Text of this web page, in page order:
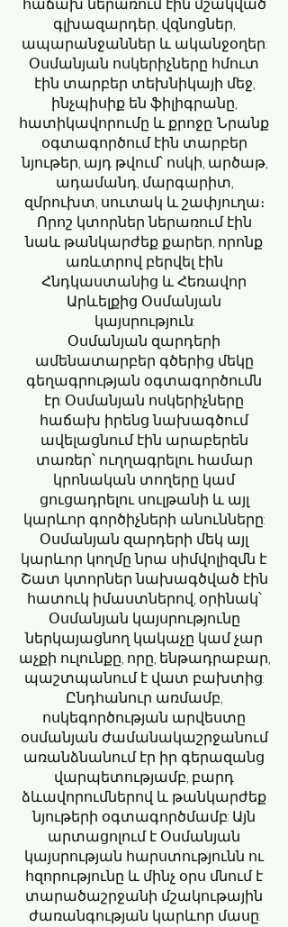
գլխազարդեր, վզնոցներ,
ապարանջաններ և ականջօղեր:
Օսմանյան ոսկերիչները հմուտ
էին տարբեր տեխնիկայի մեջ,
ինչպիսիք են ֆիլիգրանը,
հատիկավորումը և քրոջը: Նրանք
օգտագործում էին տարբեր
նյութեր, այդ թվում՝ ոսկի, արծաթ,
ադամանդ, մարգարիտ,
զմրուխտ, սուտակ և շափյուղա։
Որոշ կտորներ ներառում էին
նաև թանկարժեք քարեր, որոնք
առևտրով բերվել էին
Հնդկաստանից և Հեռավոր
Արևելքից Օսմանյան
կայսրություն:
Օսմանյան զարդերի
ամենատարբեր գծերից մեկը
գեղագրության օգտագործումն
էր: Օսմանյան ոսկերիչները
հաճախ իրենց նախագծում
ավելացնում էին արաբերեն
տառեր՝ ուղղագրելու համար
կրոնական տողերը կամ
ցուցադրելու սուլթանի և այլ
կարևոր գործիչների անունները:
Օսմանյան զարդերի մեկ այլ
կարևոր կողմը նրա սիմվոլիզմն է:
Շատ կտորներ նախագծված էին
հատուկ իմաստներով, օրինակ՝
Օսմանյան կայսրությունը
ներկայացնող կակաչը կամ չար
աչքի ուլունքը, որը, ենթադրաբար,
պաշտպանում է վատ բախտից:
Ընդհանուր առմամբ,
ոսկեգործության արվեստը
օսմանյան ժամանակաշրջանում
առանձնանում էր իր գերազանց
վարպետությամբ, բարդ
ձևավորումներով և թանկարժեք
նյութերի օգտագործմամբ: Այն
արտացոլում է Օսմանյան
կայսրության հարստությունն ու
հզորությունը և մինչ օրս մնում է
տարածաշրջանի մշակութային
ժառանգության կարևոր մասը: